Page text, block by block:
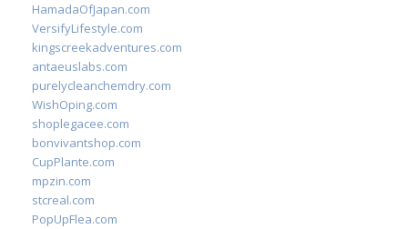
HamadaOfJapan.com
VersifyLifestyle.com
kingscreekadventures.com
antaeuslabs.com
purelycleanchemdry.com
WishOping.com
shoplegacee.com
bonvivantshop.com
CupPlante.com
mpzin.com
stcreal.com
PopUpFlea.com